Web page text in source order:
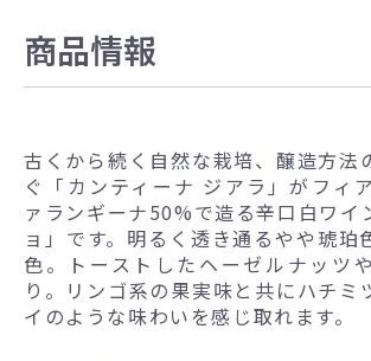
商品情報
古くから続く自然な栽培、醸造方法
ぐ「カンティーナ ジアラ」がフィ
ァランギーナ50%で造る辛口白ワイ
ョ」です。明るく透き通るやや琥珀
色。トーストしたヘーゼルナッツ
り。リンゴ系の果実味と共にハチミ
イのような味わいを感じ取れます。